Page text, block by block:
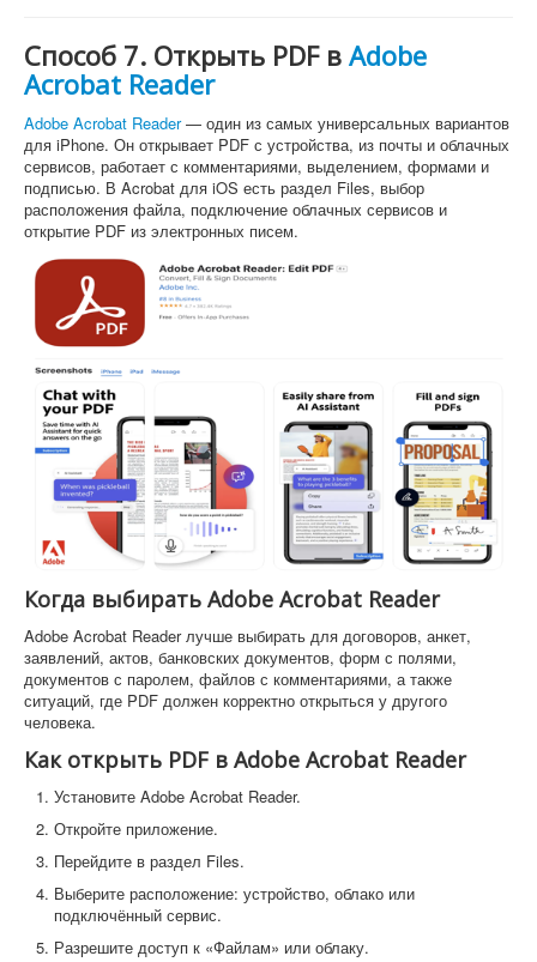
Способ 7. Открыть PDF в Adobe
Acrobat Reader
Adobe Acrobat Reader— один из самых универсальных вариантов
для iPhone. Он открывает PDF с устройства, из почты и облачных
сервисов, работает с комментариями, выделением, формами и
подписью. В Acrobat для iOS есть раздел Files, выбор
расположения файла, подключение облачных сервисов и
открытие PDF из электронных писем.
Когда выбирать Adobe Acrobat Reader
Adobe Acrobat Reader лучше выбирать для договоров, анкет,
заявлений, актов, банковских документов, форм с полями,
документов с паролем, файлов с комментариями, а также
ситуаций, где PDF должен корректно открыться у другого
человека.
Как открыть PDF в Adobe Acrobat Reader
Установите Adobe Acrobat Reader.
Откройте приложение.
Перейдите в раздел Files.
Выберите расположение: устройство, облако или
подключённый сервис.
Разрешите доступ к «Файлам» или облаку.